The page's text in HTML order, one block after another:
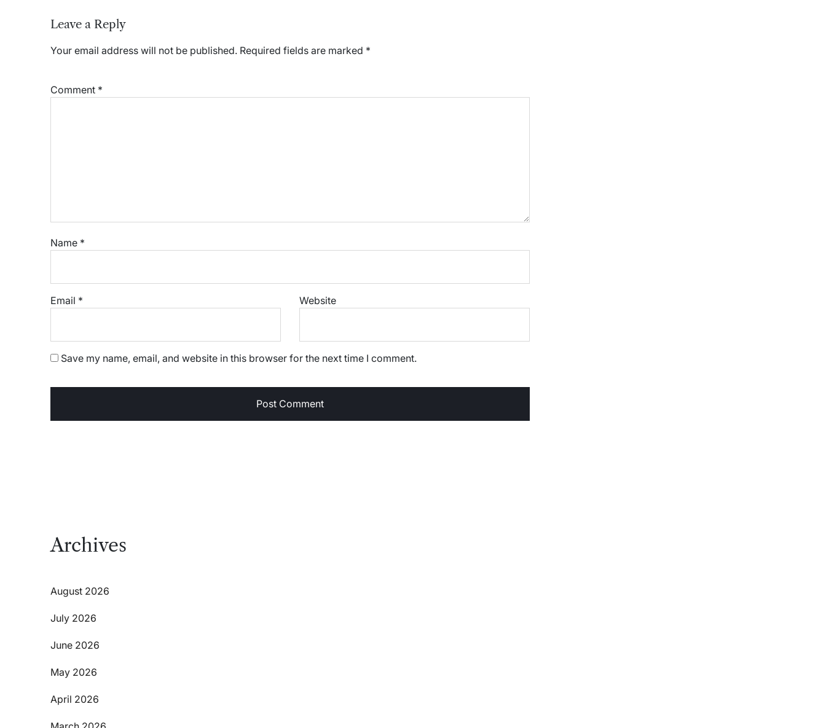
Leave a Reply
Your email address will not be published. Required fields are marked *
Comment *
Name *
Email * Website
Save my name, email, and website in this browser for the next time I comment.
Archives
August 2026
July 2026
June 2026
May 2026
April 2026